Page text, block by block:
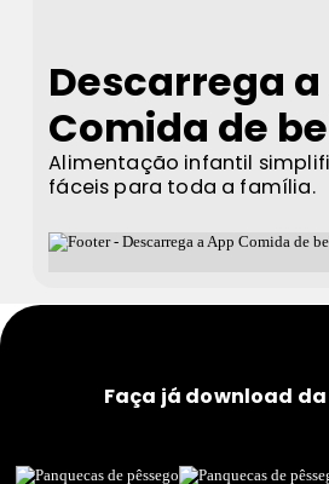
Descarrega
Comida de
Alimentação infantil
fáceis para toda a família.
Faça já download